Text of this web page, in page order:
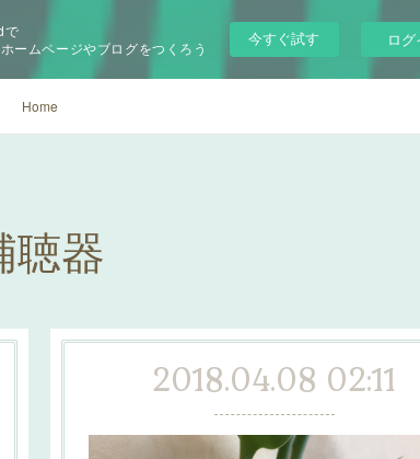
で
ームページやブログをつくろう
今すぐ試す ログ
Home
聴器
2018.04.08 02:11